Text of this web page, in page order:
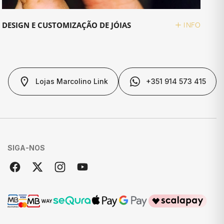
DESIGN E CUSTOMIZAÇÃO DE JÓIAS INFO
Lojas Marcolino Link +351 914 573 415
SIGA-NOS